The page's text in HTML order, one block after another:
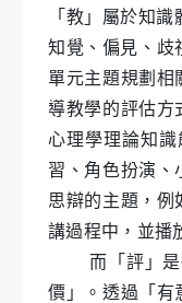
「教」屬於知
知覺、偏見、歧
單元主題規劃相
導教學的評估方
心理學理論知
習、角色扮演、
思辯的主題，例
講過程中，並播
而「評」
價」。透過「有